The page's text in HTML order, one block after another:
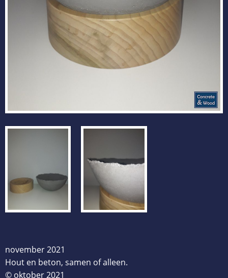
november 2021
Hout en beton, samen of alleen.
© oktober 2021